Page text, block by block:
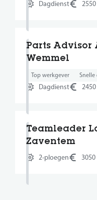
Dagdienst
Parts Advisor
Wemmel
Top werkgever Snelle
Dagdienst
Teamleader
Zaventem
2-ploegen 3050